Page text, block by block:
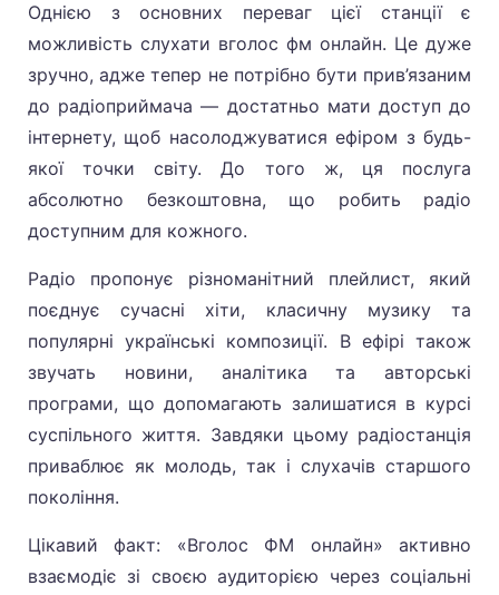
Однією з основних переваг цієї станції є
можливість слухати вголос фм онлайн. Це дуже
зручно, адже тепер не потрібно бути прив’язаним
до радіоприймача — достатньо мати доступ до
інтернету, щоб насолоджуватися ефіром з будь-
якої точки світу. До того ж, ця послуга
абсолютно безкоштовна, що робить радіо
доступним для кожного.
Радіо пропонує різноманітний плейлист, який
поєднує сучасні хіти, класичну музику та
популярні українські композиції. В ефірі також
звучать новини, аналітика та авторські
програми, що допомагають залишатися в курсі
суспільного життя. Завдяки цьому радіостанція
приваблює як молодь, так і слухачів старшого
покоління.
Цікавий факт: «Вголос ФМ онлайн» активно
взаємодіє зі своєю аудиторією через соціальні